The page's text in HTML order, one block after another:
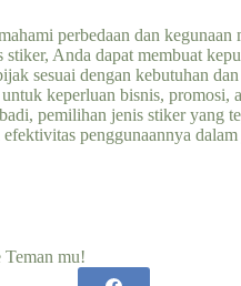
perbedaan dan kegunaan
stiker, Anda dapat membuat
sesuai dengan kebutuhan
keperluan bisnis, promosi,
pemilihan jenis stiker yang
efektivitas penggunaannya
mu!